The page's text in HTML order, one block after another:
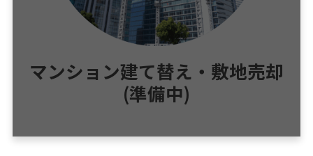
マンション建て替え・敷地売却
(準備中)